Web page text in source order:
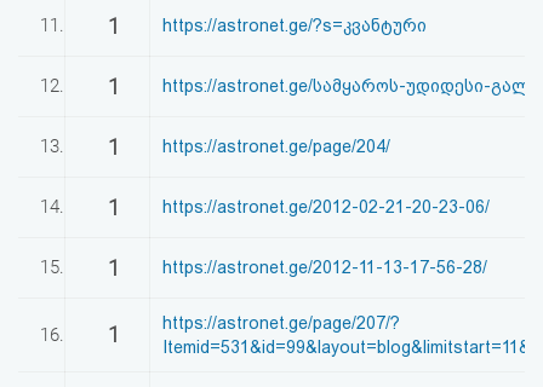
11. 1 https://astronet.ge/?s=კვანტური
12. 1 https://astronet.ge/სამყაროს-უდიდესი-
13. 1 https://astronet.ge/page/204/
14. 1 https://astronet.ge/2012-02-21-20-23-06/
15. 1 https://astronet.ge/2012-11-13-17-56-28/
16. 1
https://astronet.ge/page/207/?